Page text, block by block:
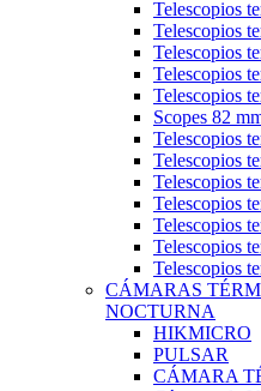
Telescopios
Telescopios
Telescopios
Telescopios
Telescopios
Scopes 82
Telescopios
Telescopios
Telescopios
Telescopios
Telescopios
Telescopios
Telescopios
CÁMARAS
NOCTURNA
HIKMICRO
PULSAR
CÁMARA